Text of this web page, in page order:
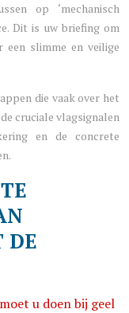
op ‘mechanisch
Dit is uw briefing om
een slimme en veilige
die vaak over het
cruciale vlagsignalen
en de concrete
DE
u doen bij geel